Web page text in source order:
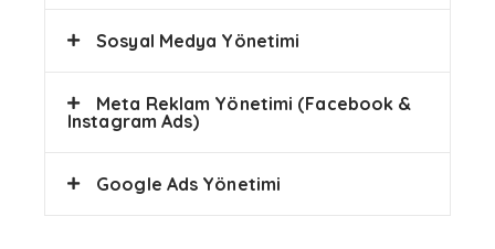
Sosyal Medya Yönetimi
Meta Reklam Yönetimi (Facebook &
Instagram Ads)
Google Ads Yönetimi